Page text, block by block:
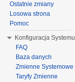
Ostatnie zmiany
Losowa strona
Pomoc
Konfiguracja Systemu
FAQ
Baza danych
Zmienne Systemowe
Taryfy Zmienne